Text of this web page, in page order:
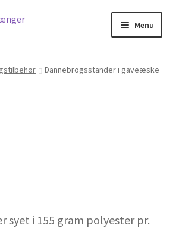
Menu
Dannebrogsstander i gaveæske
syet i 155 gram polyester pr.